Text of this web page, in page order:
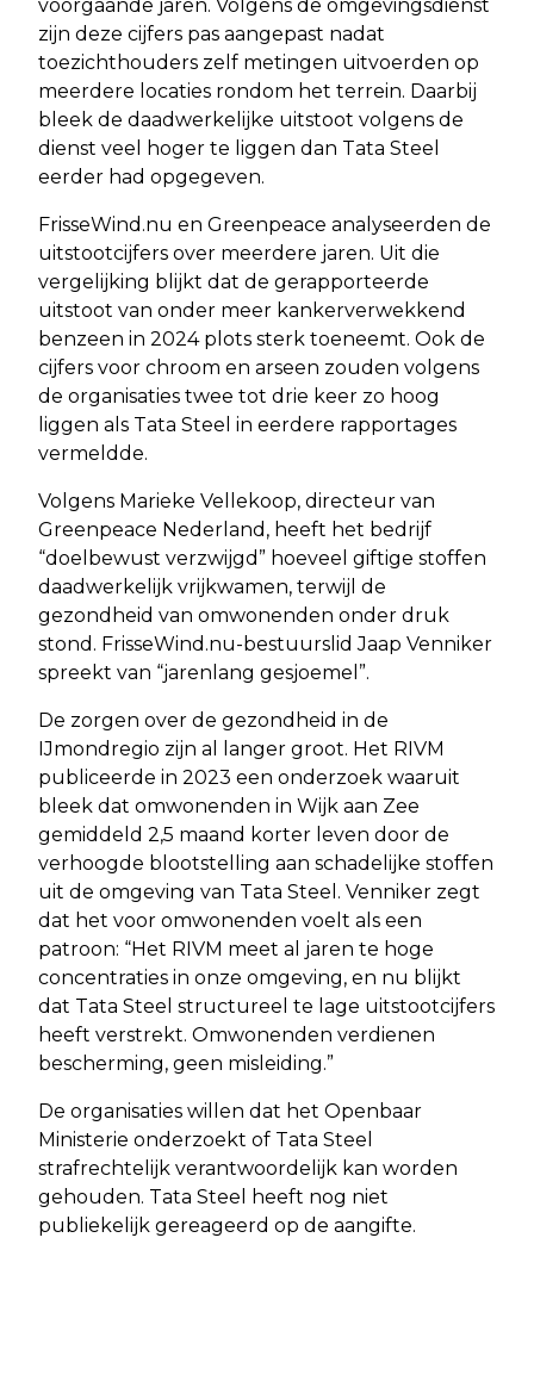
voorgaande jaren. Volgens de omgevingsdienst
zijn deze cijfers pas aangepast nadat
toezichthouders zelf metingen uitvoerden op
meerdere locaties rondom het terrein. Daarbij
bleek de daadwerkelijke uitstoot volgens de
dienst veel hoger te liggen dan Tata Steel
eerder had opgegeven.
FrisseWind.nu en Greenpeace analyseerden de
uitstootcijfers over meerdere jaren. Uit die
vergelijking blijkt dat de gerapporteerde
uitstoot van onder meer kankerverwekkend
benzeen in 2024 plots sterk toeneemt. Ook de
cijfers voor chroom en arseen zouden volgens
de organisaties twee tot drie keer zo hoog
liggen als Tata Steel in eerdere rapportages
vermeldde.
Volgens Marieke Vellekoop, directeur van
Greenpeace Nederland, heeft het bedrijf
“doelbewust verzwijgd” hoeveel giftige stoffen
daadwerkelijk vrijkwamen, terwijl de
gezondheid van omwonenden onder druk
stond. FrisseWind.nu-bestuurslid Jaap Venniker
spreekt van “jarenlang gesjoemel”.
De zorgen over de gezondheid in de
IJmondregio zijn al langer groot. Het RIVM
publiceerde in 2023 een onderzoek waaruit
bleek dat omwonenden in Wijk aan Zee
gemiddeld 2,5 maand korter leven door de
verhoogde blootstelling aan schadelijke stoffen
uit de omgeving van Tata Steel. Venniker zegt
dat het voor omwonenden voelt als een
patroon: “Het RIVM meet al jaren te hoge
concentraties in onze omgeving, en nu blijkt
dat Tata Steel structureel te lage uitstootcijfers
heeft verstrekt. Omwonenden verdienen
bescherming, geen misleiding.”
De organisaties willen dat het Openbaar
Ministerie onderzoekt of Tata Steel
strafrechtelijk verantwoordelijk kan worden
gehouden. Tata Steel heeft nog niet
publiekelijk gereageerd op de aangifte.